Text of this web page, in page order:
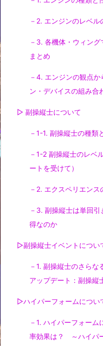
－2. エンジンのレベル
－3. 各機体・ウィン
まとめ
－4. エンジンの観点
ン・デバイスの組み合
▷ 副操縦士について
－1-1. 副操縦士の種類
－1-2 副操縦士のレベ
ートを受けて）
－2. エクスペリエンス
－3. 副操縦士は単回
得なのか
▷副操縦士イベントについ
－1. 副操縦士のさら
アップデート：副操縦
▷ハイパーフォームについ
－1. ハイパーフォー
率効果は？ ～ハイパ